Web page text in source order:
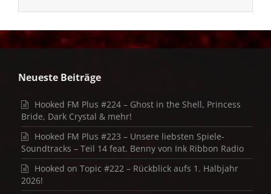
Neueste Beiträge
Hooked FM Plus #224 – Ghost in the Shell, Princess
Bride, Dark Crystal & mehr!
Hooked FM Plus #223 – Unsere liebsten Spiele-
Soundtracks – Teil 14 feat. Benny von Ink Ribbon Radio
Hooked on Topic #222 – Rückblick aufs 1. Halbjahr
2026!